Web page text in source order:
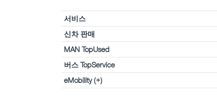
서비스
신차 판매
MAN TopUsed
버스 TopService
eMobility (+)